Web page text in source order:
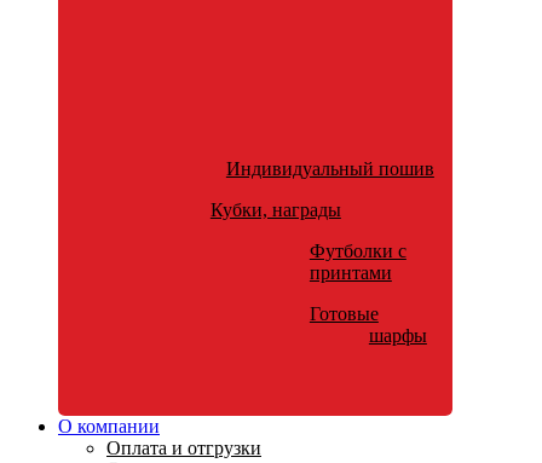
Индивидуальный пошив
Кубки, награды
Футболки с
принтами
Готовые
шарфы
О компании
Оплата и отгрузки